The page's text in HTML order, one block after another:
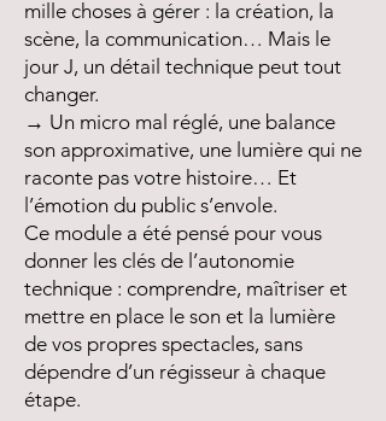
mille choses à gérer : la création, la
scène, la communication… Mais le
jour J, un détail technique peut tout
changer.
→ Un micro mal réglé, une balance
son approximative, une lumière qui ne
raconte pas votre histoire… Et
l’émotion du public s’envole.
Ce module a été pensé pour vous
donner les clés de l’autonomie
technique : comprendre, maîtriser et
mettre en place le son et la lumière
de vos propres spectacles, sans
dépendre d’un régisseur à chaque
étape.